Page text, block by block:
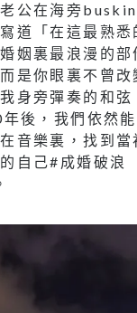
公在海旁
道「在這最熟悉
姻裏最浪漫的部
是你眼裏不曾改
身旁彈奏的和弦
後，我們依然
音樂裏，找到當
自己#成婚破浪